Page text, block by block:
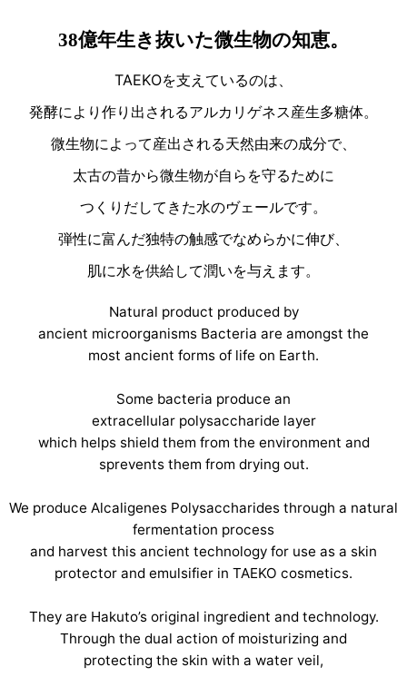
38億年生き抜いた微生物の知恵。
TAEKOを支えているのは、
発酵により作り出されるアルカリゲネス産生多糖体。
微生物によって産出される天然由来の成分で、
太古の昔から微生物が自らを守るために
つくりだしてきた水のヴェールです。
弾性に富んだ独特の触感でなめらかに伸び、
肌に水を供給して潤いを与えます。
Natural product produced by
ancient microorganisms Bacteria are amongst the
most ancient forms of life on Earth.
Some bacteria produce an
extracellular polysaccharide layer
which helps shield them from the environment and
sprevents them from drying out.
We produce Alcaligenes Polysaccharides through a natural
fermentation process
and harvest this ancient technology for use as a skin
protector and emulsifier in TAEKO cosmetics.
They are Hakuto’s original ingredient and technology.
Through the dual action of moisturizing and
protecting the skin with a water veil,